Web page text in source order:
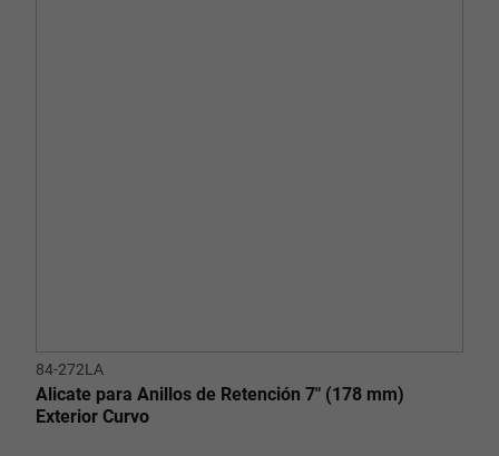
84-272LA
Alicate para Anillos de Retención 7" (178 mm)
Exterior Curvo